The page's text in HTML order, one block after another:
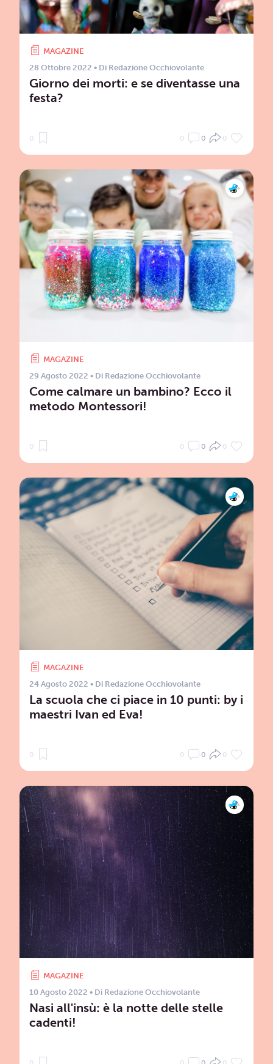
MAGAZINE
28 Ottobre 2022 • Di Redazione Occhiovolante
Giorno dei morti: e se diventasse una
festa?
0 0 0 0
MAGAZINE
29 Agosto 2022 • Di Redazione Occhiovolante
Come calmare un bambino? Ecco il
metodo Montessori!
0 0 0 0
MAGAZINE
24 Agosto 2022 • Di Redazione Occhiovolante
La scuola che ci piace in 10 punti: by i
maestri Ivan ed Eva!
0 0 0 0
MAGAZINE
10 Agosto 2022 • Di Redazione Occhiovolante
Nasi all'insù: è la notte delle stelle
cadenti!